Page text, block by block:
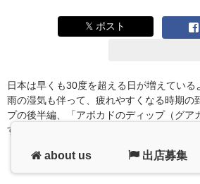
𝕏 ポスト
日本は早くも30度を超える日が増えてい
雨の湿気も伴って、疲れやすくなる時期の
プの後半編、「アボカドのディップ（グア
す。熱帯地域で取れたものは体を冷やす …
about us 出店募集